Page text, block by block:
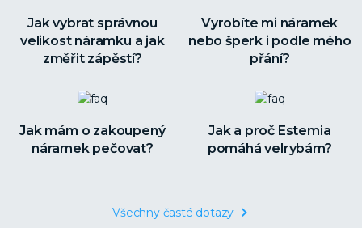
Jak vybrat správnou
velikost náramku a jak
změřit zápěstí?
Vyrobíte mi náramek
nebo šperk i podle mého
přání?
Jak mám o zakoupený
náramek pečovat?
Jak a proč Estemia
pomáhá velrybám?
Všechny časté dotazy